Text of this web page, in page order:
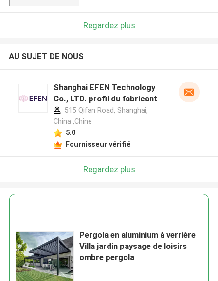
Regardez plus
AU SUJET DE NOUS
Shanghai EFEN Technology
Co., LTD. profil du fabricant
515 Qifan Road, Shanghai,
China ,Chine
5.0
Fournisseur vérifié
Regardez plus
Pergola en aluminium à verrière
Villa jardin paysage de loisirs
ombre pergola